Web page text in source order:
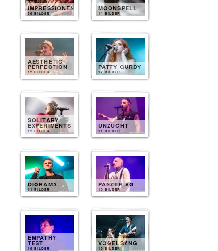
IMPRESSIONEN
30 BILDER
MOONSPELL
14 BILDER
AESTHETIC
PERFECTION
12 BILDER
PATTY GURDY
12 BILDER
SOLITARY
EXPERIMENTS
12 BILDER
UNZUCHT
11 BILDER
DIORAMA
11 BILDER
PANZER AG
10 BILDER
EMPATHY
TEST
10 BILDER
VOGELSANG
10 BILDER